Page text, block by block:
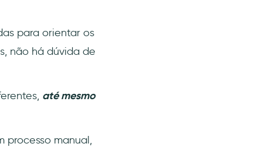
para orientar os
não há dúvida de
até mesmo
processo manual,